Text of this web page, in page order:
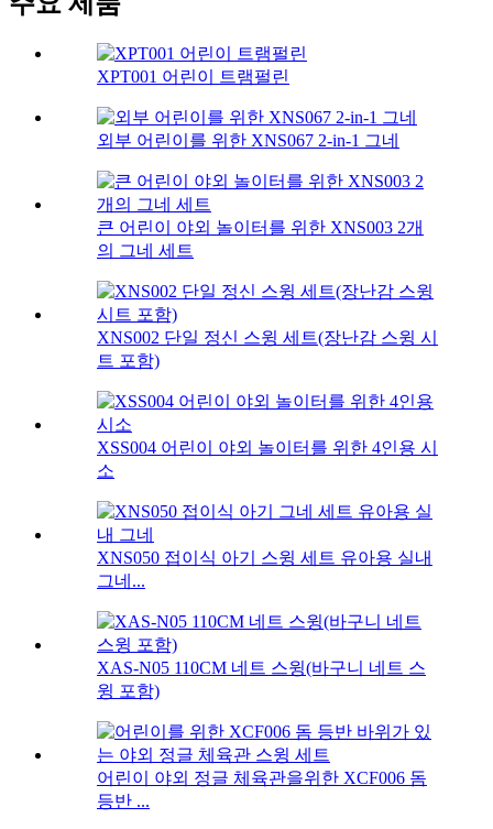
XPT001 어린이 트램펄린
외부 어린이를 위한 XNS067 2-in-1 그네
큰 어린이 야외 놀이터를 위한 XNS003 2개
의 그네 세트
XNS002 단일 정신 스윙 세트(장난감 스윙 시
트 포함)
XSS004 어린이 야외 놀이터를 위한 4인용 시
소
XNS050 접이식 아기 스윙 세트 유아용 실내
그네...
XAS-N05 110CM 네트 스윙(바구니 네트 스
윙 포함)
어린이 야외 정글 체육관을위한 XCF006 돔
등반 ...